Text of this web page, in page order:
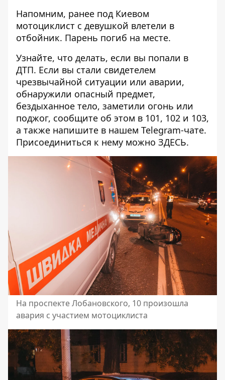
Напомним, ранее под Киевом
мотоциклист с девушкой влетели в
отбойник. Парень погиб на месте.
Узнайте, что делать, если вы попали в
ДТП. Если вы стали свидетелем
чрезвычайной ситуации или аварии,
обнаружили опасный предмет,
бездыханное тело, заметили огонь или
поджог, сообщите об этом в 101, 102 и 103,
а также напишите в нашем Telegram-чате.
Присоединиться к нему можно ЗДЕСЬ.
На проспекте Лобановского, 10 произошла
авария с участием мотоциклиста